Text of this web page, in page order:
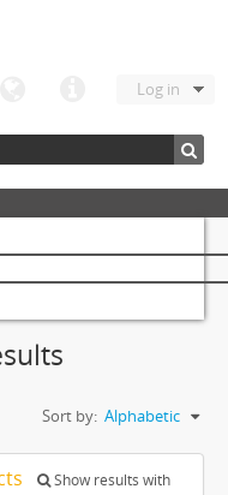
Log in
Sort by: Alphabetic
Show results with